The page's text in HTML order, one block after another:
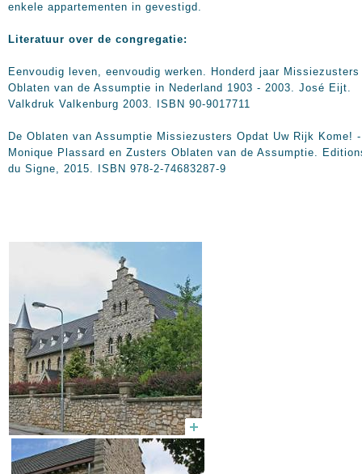
enkele appartementen in gevestigd.
Literatuur over de congregatie:
Eenvoudig leven, eenvoudig werken. Honderd jaar Missiezusters
Oblaten van de Assumptie in Nederland 1903 - 2003. José Eijt.
Valkdruk Valkenburg 2003. ISBN 90-9017711
De Oblaten van Assumptie Missiezusters Opdat Uw Rijk Kome! -
Monique Plassard en Zusters Oblaten van de Assumptie.
du Signe, 2015. ISBN 978-2-74683287-9